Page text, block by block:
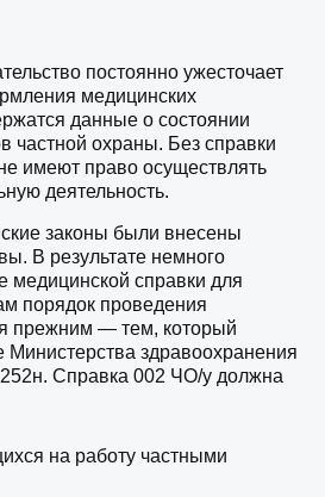
постоянно ужесточает
медицинских
данные о состоянии
частной охраны. Без справки
имеют право осуществлять
деятельность.
законы были внесены
В результате немного
медицинской справки для
порядок проведения
прежним — тем, который
Министерства здравоохранения
Справка 002 ЧО/у должна
на работу частными